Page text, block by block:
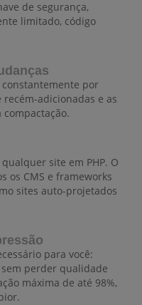
de segurança,
limitado, código
por
adicionadas e as
site em PHP. O
os CMS e frameworks
sites auto-projetados
para você:
perder qualidade
máxima de até 98%,